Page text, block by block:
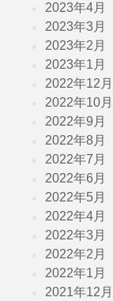
2023年4月
2023年3月
2023年2月
2023年1月
2022年12月
2022年10月
2022年9月
2022年8月
2022年7月
2022年6月
2022年5月
2022年4月
2022年3月
2022年2月
2022年1月
2021年12月